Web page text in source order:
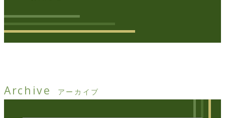
Archive アーカイブ